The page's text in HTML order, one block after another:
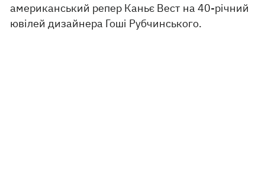
американський репер Каньє Вест на 40-річний
ювілей дизайнера Гоші Рубчинського.